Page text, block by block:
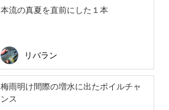
本流の真夏を直前にした１本
リバラン
梅雨明け間際の増水に出たボイルチャ
ンス